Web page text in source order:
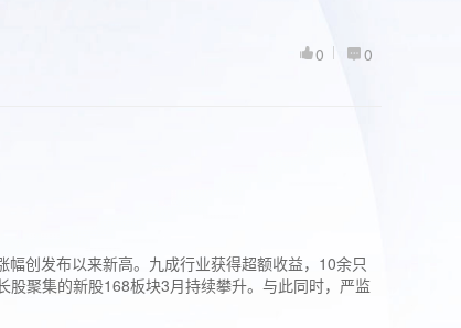
0
0
创发布以来新高。九成行业获得超额收益，10余只
股聚集的新股168板块3月持续攀升。与此同时，严监